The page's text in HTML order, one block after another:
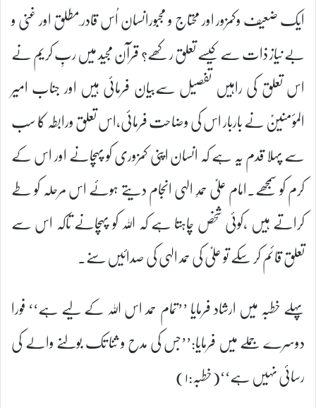
ایک ضعیف وکمزور اور محتاج و مجبورانسان اُس قادر ِمطلق اور غنی و
بے نیاز ذات سے کیسے تعلق رکھے؟ قرآن مجید میں ربِ کریم نے
اس تعلق کی راہیں تفصیل سےبیان فرمائی ہیں اور جناب امیر
المؤمنینؑ نے باربار اس کی وضاحت فرمائی،اس تعلق ورابطہ کا سب
سے پہلا قدم یہ ہے کہ انسان اپنی کمزوری کو پہچانے اور اس کے
کرم کو سمجھے۔امام علیؑ حمدِ الہی انجام دیتے ہوئے اس مرحلہ کو طے
کراتے ہیں ،کوئی شخص چاہتا ہے کہ اللہ کو پہچانے تاکہ اس سے
تعلق قائم کر سکے تو علیؑ کی حمد الہی کی صدائیں سنے۔
پہلے خطبہ میں ارشاد فرمایا ’’تمام حمد اس اللہ کے لیے ہے‘‘ فورا
دوسرے جملے میں فرمایا:’’جس کی مدح و ثنا تک بولنے والے کی
رسائی نہیں ہے‘‘(خطبہ:۱)